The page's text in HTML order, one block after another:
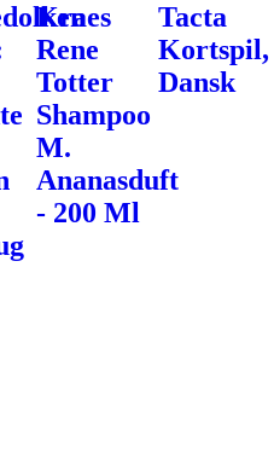
Kraes
Rene
Totter
Shampoo
M.
Ananasduft
- 200 Ml
Tacta
Kortspil,
Dansk